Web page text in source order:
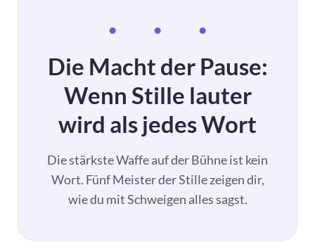
· · ·
Die Macht der Pause:
Wenn Stille lauter
wird als jedes Wort
Die stärkste Waffe auf der Bühne ist kein
Wort. Fünf Meister der Stille zeigen dir,
wie du mit Schweigen alles sagst.